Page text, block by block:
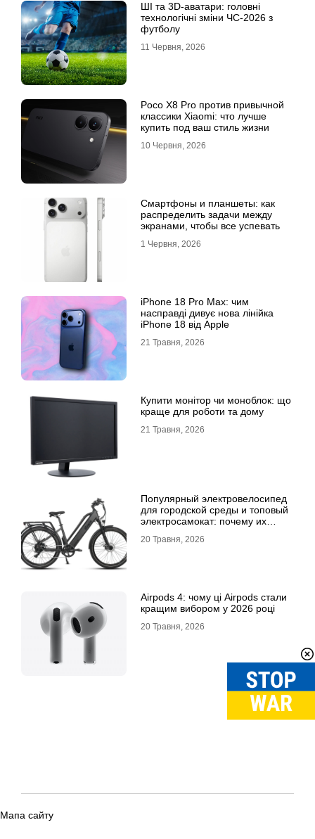
ШІ та 3D-аватари: головні
технологічні зміни ЧС-2026 з
футболу
11 Червня, 2026
Poco X8 Pro против привычной
классики Xiaomi: что лучше
купить под ваш стиль жизни
10 Червня, 2026
Смартфоны и планшеты: как
распределить задачи между
экранами, чтобы все успевать
1 Червня, 2026
iPhone 18 Pro Max: чим
насправді дивує нова лінійка
iPhone 18 від Apple
21 Травня, 2026
Купити монітор чи моноблок: що
краще для роботи та дому
21 Травня, 2026
Популярный электровелосипед
для городской среды и топовый
электросамокат: почему их
20 Травня, 2026
Airpods 4: чому ці Airpods стали
кращим вибором у 2026 році
20 Травня, 2026
Мапа сайту